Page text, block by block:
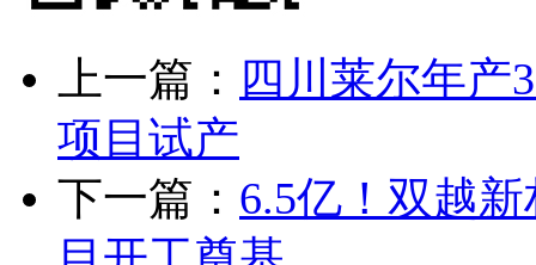
上一篇： 四川莱尔年产
项目试产
下一篇： 6.5亿！双越